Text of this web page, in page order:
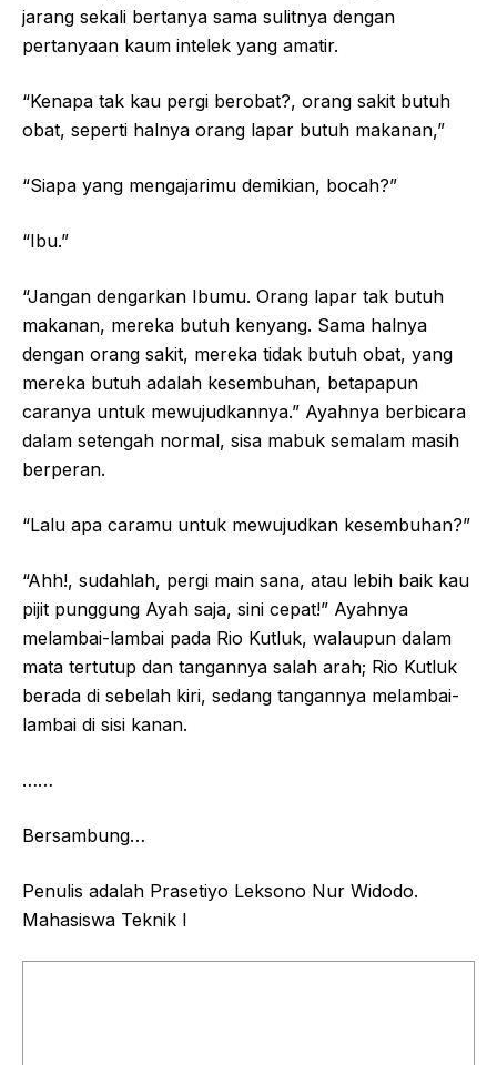
jarang sekali bertanya sama sulitnya dengan
pertanyaan kaum intelek yang amatir.
“Kenapa tak kau pergi berobat?, orang sakit butuh
obat, seperti halnya orang lapar butuh makanan,”
“Siapa yang mengajarimu demikian, bocah?”
“Ibu.”
“Jangan dengarkan Ibumu. Orang lapar tak butuh
makanan, mereka butuh kenyang. Sama halnya
dengan orang sakit, mereka tidak butuh obat, yang
mereka butuh adalah kesembuhan, betapapun
caranya untuk mewujudkannya.” Ayahnya berbicara
dalam setengah normal, sisa mabuk semalam masih
berperan.
“Lalu apa caramu untuk mewujudkan kesembuhan?”
“Ahh!, sudahlah, pergi main sana, atau lebih baik kau
pijit punggung Ayah saja, sini cepat!” Ayahnya
melambai-lambai pada Rio Kutluk, walaupun dalam
mata tertutup dan tangannya salah arah; Rio Kutluk
berada di sebelah kiri, sedang tangannya melambai-
lambai di sisi kanan.
……
Bersambung…
Penulis adalah Prasetiyo Leksono Nur Widodo.
Mahasiswa Teknik I